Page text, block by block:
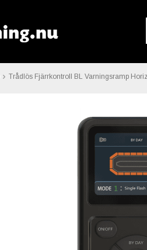
Trådlös Fjärrkontroll BL Varningsramp